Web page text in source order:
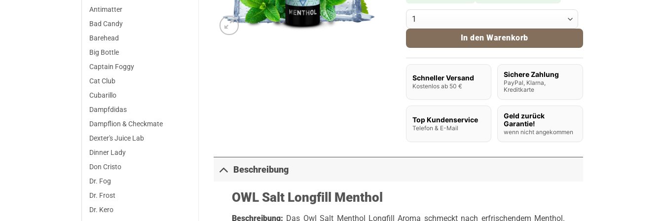
Antimatter
Bad Candy
Barehead
Big Bottle
Captain Foggy
Cat Club
Cubarillo
Dampfdidas
Dampflion & Checkmate
Dexter's Juice Lab
Dinner Lady
Don Cristo
Dr. Fog
Dr. Frost
Dr. Kero
Owl Salt Aroma Menthol Menge
In den Warenkorb
Schneller Versand
Kostenlos ab 50 €
Sichere Zahlung
PayPal, Klarna,
Kreditkarte
Top Kundenservice
Telefon & E-Mail
Geld zurück
Garantie!
wenn nicht angekommen
Beschreibung
OWL Salt Longfill Menthol
Beschreibung: Das Owl Salt Menthol Longfill Aroma schmeckt nach erfrischendem Menthol.